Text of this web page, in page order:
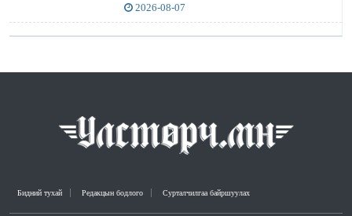
2026-08-07
Бидний тухай Редакцын бодлого Сурталчилгаа байршуулах